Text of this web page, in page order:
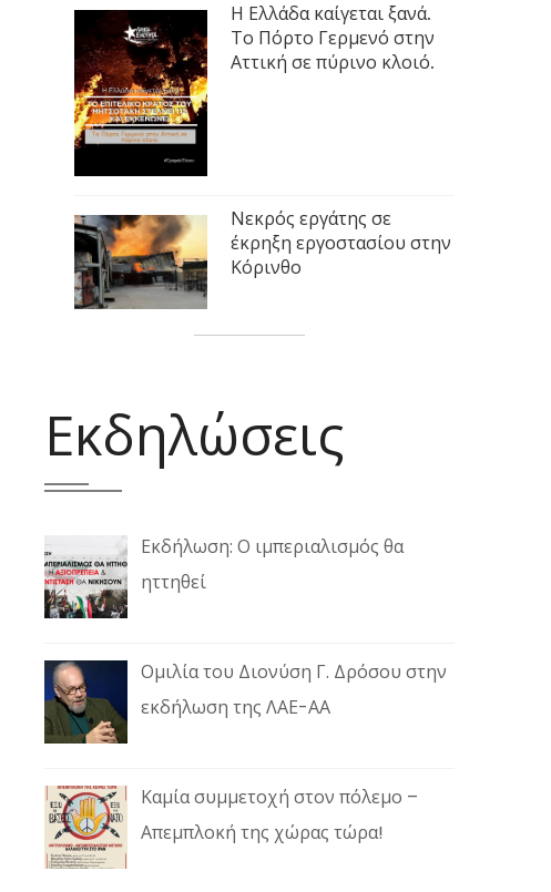
Η Ελλάδα καίγεται ξανά.
Το Πόρτο Γερμενό στην
Αττική σε πύρινο κλοιό.
Νεκρός εργάτης σε
έκρηξη εργοστασίου στην
Κόρινθο
Εκδηλώσεις
Εκδήλωση: Ο ιμπεριαλισμός θα
ηττηθεί
Ομιλία του Διονύση Γ. Δρόσου στην
εκδήλωση της ΛΑΕ-ΑΑ
Καμία συμμετοχή στον πόλεμο –
Απεμπλοκή της χώρας τώρα!